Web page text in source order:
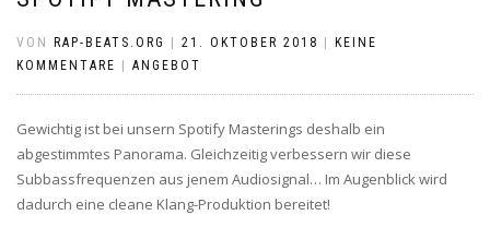
VON RAP-BEATS.ORG 21. OKTOBER 2018
KEINE
KOMMENTARE
ANGEBOT
Gewichtig ist bei unsern Spotify Masterings deshalb ein
abgestimmtes Panorama. Gleichzeitig verbessern wir diese
Subbassfrequenzen aus jenem Audiosignal… Im Augenblick wird
dadurch eine cleane Klang-Produktion bereitet!